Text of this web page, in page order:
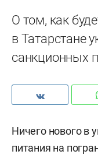
О том, как
в Татарстане
санкционных
Ничего нового в
питания на